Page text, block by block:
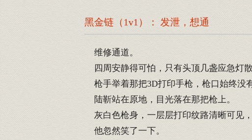
黑金链（1v1）： 发泄，想通
维修通道。
四周安静得可怕，只有头顶几盏应急灯
枪手举着那把3D打印手枪，枪口始终没
陆靳站在原地，目光落在那把枪上。
灰白色枪身，一层层打印纹路清晰可见
他忽然笑了一下。